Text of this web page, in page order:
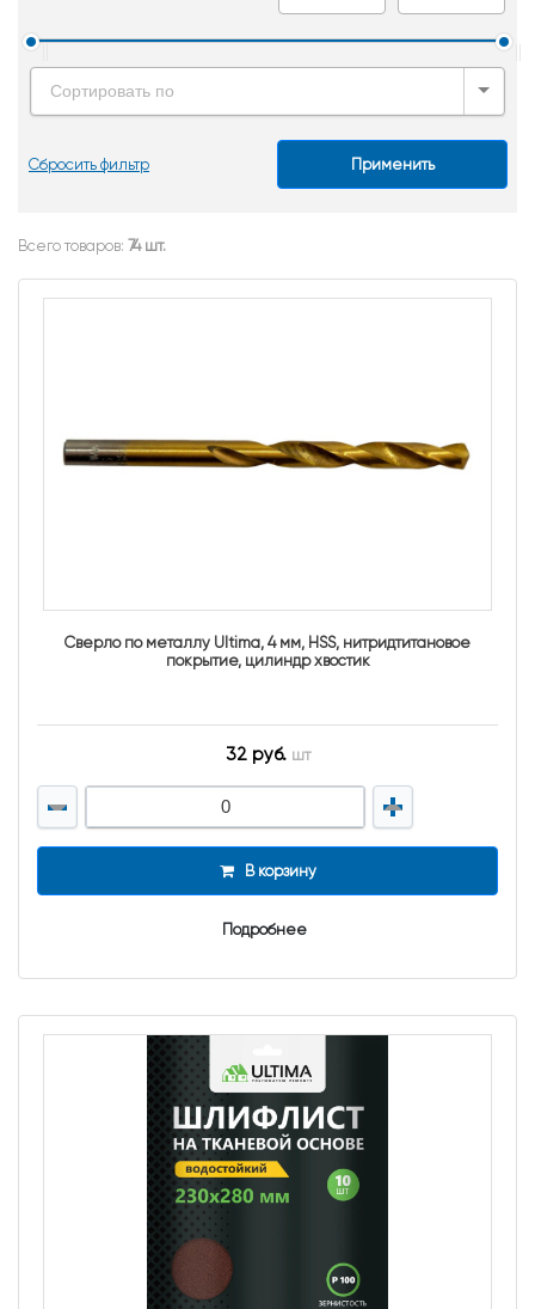
Сортировать по
Сбросить фильтр Применить
Всего товаров: 74 шт.
Сверло по металлу Ultima, 4 мм, HSS, нитридтитановое
покрытие, цилиндр хвостик
32 руб. шт
В корзину
Подробнее